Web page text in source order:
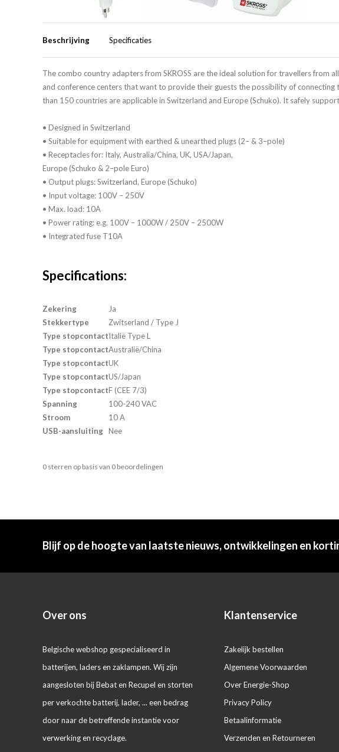
Beschrijving Specificaties
The combo country adapters from SKROSS are the ideal solution for travellers from
and conference centers that want to provide their guests the possibility of
than 150 countries are applicable in Switzerland and Europe (Schuko). It safely
• Designed in Switzerland
• Suitable for equipment with earthed & unearthed plugs (2– & 3–pole)
• Receptacles for: Italy, Australia/China, UK, USA/Japan,
Europe (Schuko & 2–pole Euro)
• Output plugs: Switzerland, Europe (Schuko)
• Input voltage: 100V – 250V
• Max. load: 10A
• Power rating: e.g. 100V – 1000W / 250V – 2500W
• Integrated fuse T10A
Specifications:
Zekering
Ja
Stekkertype
Zwitserland / Type J
Type stopcontactItalië Type L
Type stopcontactAustralië/China
Type stopcontactUK
Type stopcontactUS/Japan
Type stopcontactF (CEE 7/3)
Spanning
100-240 VAC
Stroom
10 A
USB-aansluiting
Nee
0 sterren op basis van 0 beoordelingen
Blijf op de hoogte van laatste nieuws, ontwikkelingen en
Over ons
Belgische webshop gespecialiseerd in
batterijen, laders en zaklampen. Wij zijn
aangesloten bij Bebat en Recupel en storten
per verkochte batterij, lader, ... een bedrag
door naar de betreffende instantie voor
verwerking en recyclage.
Klantenservice
Zakelijk bestellen
Algemene Voorwaarden
Over Energie-Shop
Privacy Policy
Betaalinformatie
Verzenden en Retourneren